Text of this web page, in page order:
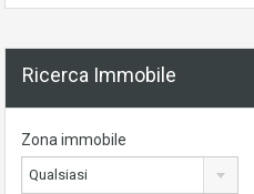
Ricerca Immobile
Zona immobile
Qualsiasi